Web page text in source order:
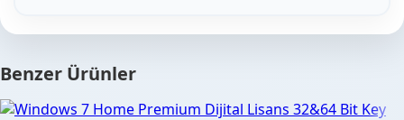
Benzer Ürünler